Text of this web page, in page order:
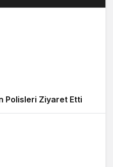
Polisleri Ziyaret Etti